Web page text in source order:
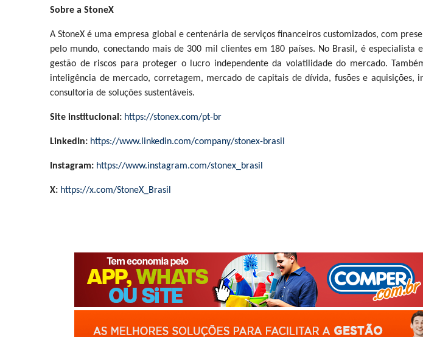
Sobre a StoneX
A StoneX é uma empresa global e centenária de serviços financeiros customizados, com
pelo mundo, conectando mais de 300 mil clientes em 180 países. No Brasil, é especialista
gestão de riscos para proteger o lucro independente da volatilidade do mercado.
inteligência de mercado, corretagem, mercado de capitais de dívida, fusões e aquisições,
consultoria de soluções sustentáveis.
Site institucional: https://stonex.com/pt-br
LinkedIn: https://www.linkedin.com/company/stonex-brasil
Instagram: https://www.instagram.com/stonex_brasil
X: https://x.com/StoneX_Brasil